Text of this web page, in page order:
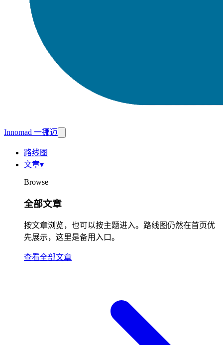
Innomad 一挪迈
路线图
文章▾
Browse
全部文章
按文章浏览，也可以按主题进入。路线图仍然在首页优
先展示，这里是备用入口。
查看全部文章